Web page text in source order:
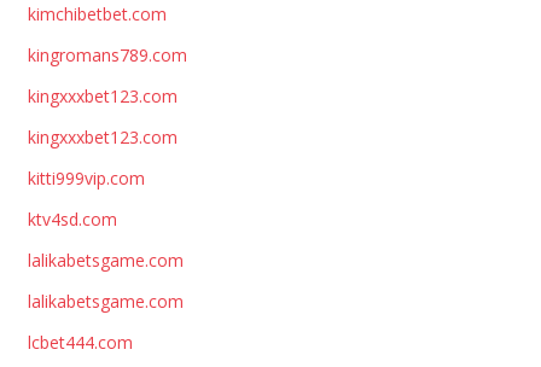
kimchibetbet.com
kingromans789.com
kingxxxbet123.com
kingxxxbet123.com
kitti999vip.com
ktv4sd.com
lalikabetsgame.com
lalikabetsgame.com
lcbet444.com